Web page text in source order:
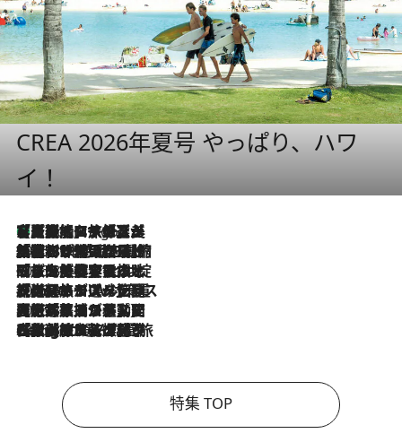
CREA 2026年夏号 やっぱり、ハワ
イ！
6 Hours Ago
【厳選旅コスメ】「多機能アイテムがメイン！」旅好き美容エディターが選んだ夏旅ベストコスメを発表【Mサイズジップ】
2026.8.6
「荷物が増えるほど旅ストレスは増す」美容ジャーナリストがたどり着いた最終結論。“化粧品を劇的に減らす”感動の凝縮美容とは
2026.8.6
「旅先には金髪ウィッグを持参」日本と同じメイクでは損してる!? 美容ジャーナリストが提案する“掟破りの旅美容”とは
2026.8.6
【厳選旅コスメ】「身軽さ＆UV対策重視！」ヘアアーティストshucoが選んだ夏旅ベストコスメを発表【Mサイズジップ】
2026.8.5
【厳選旅コスメ】国内をあちこち移動する河井菜摘が選んだ夏旅ベストコスメ発表！「リラックスアイテムはマスト」【Mサイズジップ】
2026.8.4
【厳選旅コスメ】「紫外線＆乾燥対策しながらメイク感も！」ヘア＆メイクGeorgeが選んだ夏旅ベストコスメを発表！【Mサイズジップ】
特集 TOP